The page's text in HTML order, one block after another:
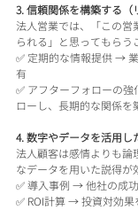
3. 信頼関係を構築する（
法人営業では、「この営
られる」と思ってもらう
✅ 定期的な情報提供 →
有
✅ アフターフォローの
ローし、長期的な関係を
4. 数字やデータを活用し
法人顧客は感情よりも論
なデータを用いた説得が
✅ 導入事例 → 他社の成
✅ ROI計算 → 投資対効